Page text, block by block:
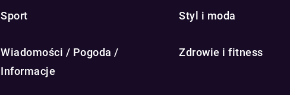
Sport Styl i moda
Wiadomości / Pogoda /
Informacje
Zdrowie i fitness